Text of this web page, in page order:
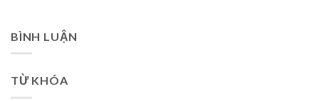
BÌNH LUẬN
TỪ KHÓA